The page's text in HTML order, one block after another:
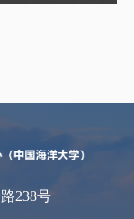
238号